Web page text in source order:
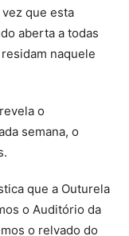
que esta
aberta a todas
naquele
o
semana, o
que a Outurela
o Auditório da
o relvado do